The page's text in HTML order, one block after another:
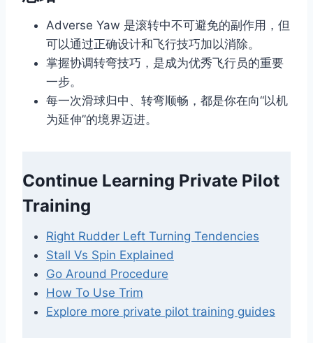
Adverse Yaw 是滚转中不可避免的副作用，但
可以通过正确设计和飞行技巧加以消除。
掌握协调转弯技巧，是成为优秀飞行员的重要
一步。
每一次滑球归中、转弯顺畅，都是你在向“以机
为延伸”的境界迈进。
Continue Learning Private Pilot
Training
Right Rudder Left Turning Tendencies
Stall Vs Spin Explained
Go Around Procedure
How To Use Trim
Explore more private pilot training guides